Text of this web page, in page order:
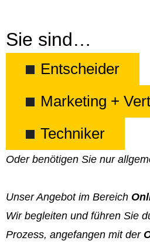
Sie sind…
Entscheider
Marketing +
Techniker
Oder benötigen Sie nur
Unser Angebot im Bereich
Wir begleiten und führen Sie
Prozess, angefangen mit der